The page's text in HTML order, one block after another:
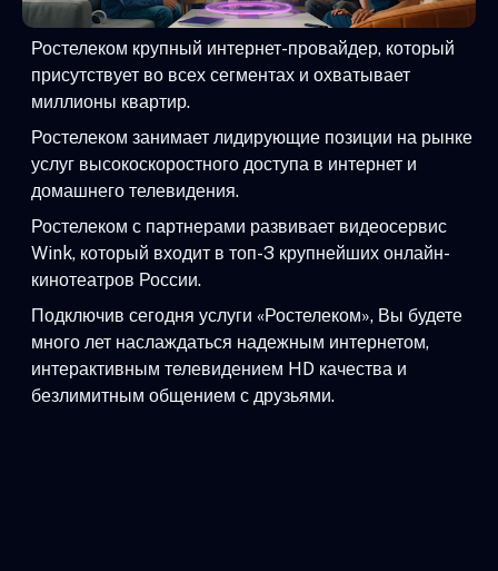
Ростелеком крупный интернет-провайдер, который
присутствует во всех сегментах и охватывает
миллионы квартир.
Ростелеком занимает лидирующие позиции на рынке
услуг высокоскоростного доступа в интернет и
домашнего телевидения.
Ростелеком с партнерами развивает видеосервис
Wink, который входит в топ-3 крупнейших онлайн-
кинотеатров России.
Подключив сегодня услуги «Ростелеком», Вы будете
много лет наслаждаться надежным интернетом,
интерактивным телевидением HD качества и
безлимитным общением с друзьями.